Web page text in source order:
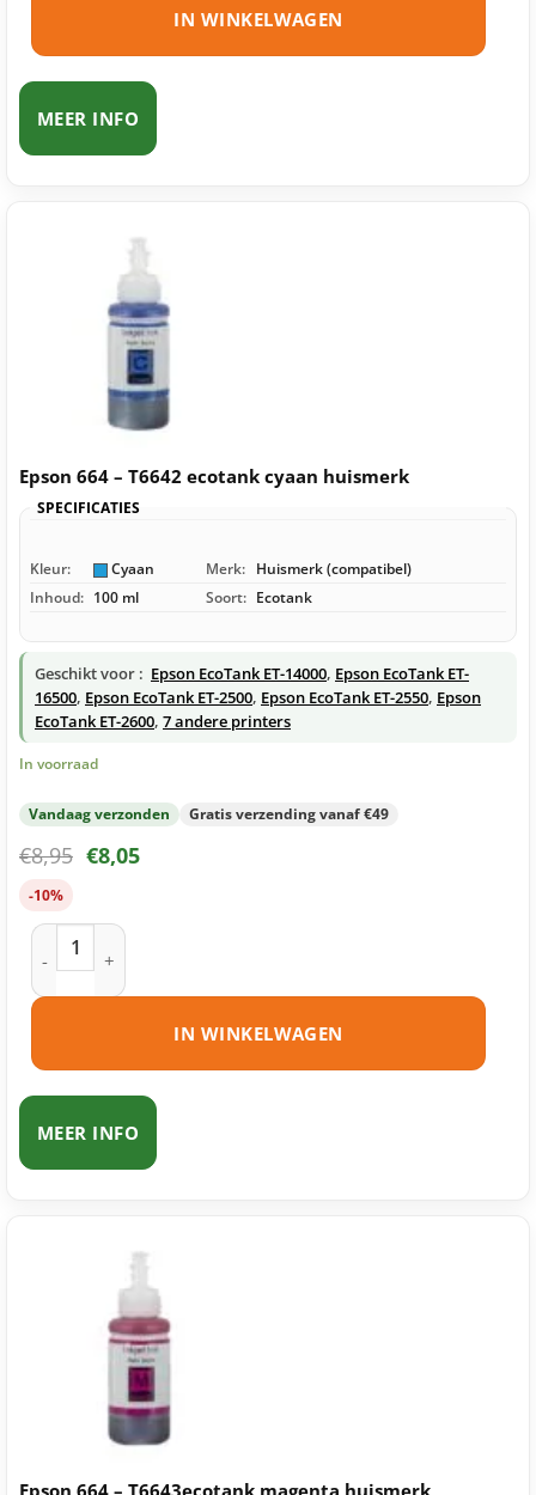
IN WINKELWAGEN
MEER INFO
Epson 664 – T6642 ecotank cyaan huismerk
SPECIFICATIES
Kleur: Cyaan Merk: Huismerk (compatibel)
Inhoud: 100 ml Soort: Ecotank
Geschikt voor : Epson EcoTank ET-14000, Epson EcoTank ET-
16500, Epson EcoTank ET-2500, Epson EcoTank ET-2550, Epson
EcoTank ET-2600, 7 andere printers
In voorraad
Vandaag verzonden Gratis verzending vanaf €49
€8,95 €8,05
-10%
Epson 664 – T6642 ecotank cyaan huismerk aantal
IN WINKELWAGEN
MEER INFO